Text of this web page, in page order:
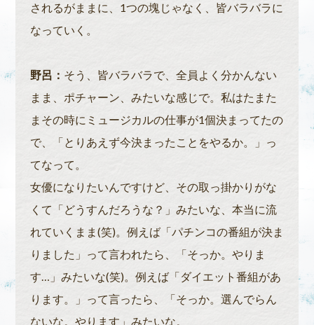
されるがままに、1つの塊じゃなく、皆バラバラに
なっていく。
野呂： そう、皆バラバラで、全員よく分かんない
まま、ポチャーン、みたいな感じで。私はたまた
まその時にミュージカルの仕事が1個決まってたの
で、「とりあえず今決まったことをやるか。」っ
てなって。
女優になりたいんですけど、その取っ掛かりがな
くて「どうすんだろうな？」みたいな、本当に流
れていくまま(笑)。例えば「パチンコの番組が決ま
りました」って言われたら、「そっか。やりま
す…」みたいな(笑)。例えば「ダイエット番組があ
ります。」って言ったら、「そっか。選んでらん
ないな。やります」みたいな。